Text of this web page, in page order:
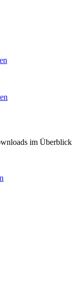
im Überblick